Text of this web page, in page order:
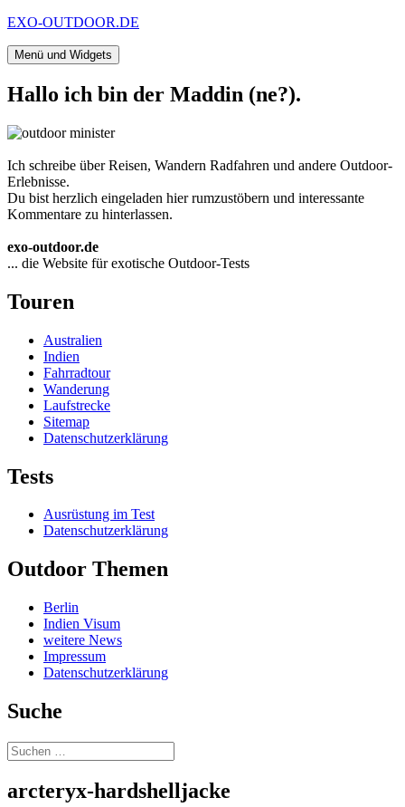
Zum
springen
EXO-OUTDOOR.DE
Menü und Widgets
Hallo ich bin der Maddin (ne?).
Ich schreibe über Reisen, Wandern Radfahren und andere Outdoor-
Erlebnisse.
Du bist herzlich eingeladen hier rumzustöbern und interessante
Kommentare zu hinterlassen.
exo-outdoor.de
... die Website für exotische Outdoor-Tests
Touren
Australien
Indien
Fahrradtour
Wanderung
Laufstrecke
Sitemap
Datenschutzerklärung
Tests
Ausrüstung im Test
Datenschutzerklärung
Outdoor Themen
Berlin
Indien Visum
weitere News
Impressum
Datenschutzerklärung
Suche
Suchen
nach:
arcteryx-hardshelljacke